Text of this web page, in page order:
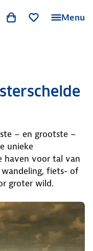
Menu
– en grootste –
unieke
haven voor tal van
fiets- of
groter wild.